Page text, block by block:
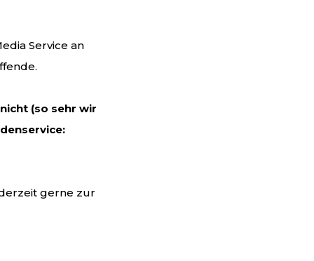
Service an
(so sehr wir
gerne zur